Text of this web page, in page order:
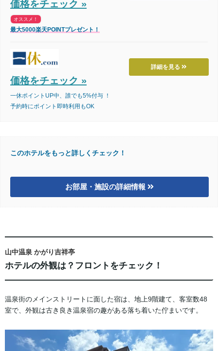
価格をチェック »
オススメ！
最大5000楽天POINTプレゼント！
詳細を見る
価格をチェック »
一休ポイントUP中、誰でも5%付与 ！
予約時にポイント即時利用もOK
このホテルをもっと詳しくチェック！
お部屋・施設の詳細情報
山中温泉 かがり吉祥亭
ホテルの外観は？フロントをチェック！
温泉街のメインストリートに面した宿は、地上9階建て、客室数48
室で、外観は古き良き温泉宿の趣がある落ち着いた佇まいです。